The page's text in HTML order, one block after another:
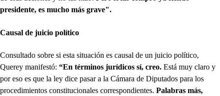
presidente, es mucho más grave".
Causal de juicio político
Consultado sobre si esta situación es causal de un juicio político,
Querey manifestó: “En términos jurídicos sí, creo. Está muy claro y
por eso es que la ley dice pasar a la Cámara de Diputados para los
procedimientos constitucionales correspondientes. Palabras más,